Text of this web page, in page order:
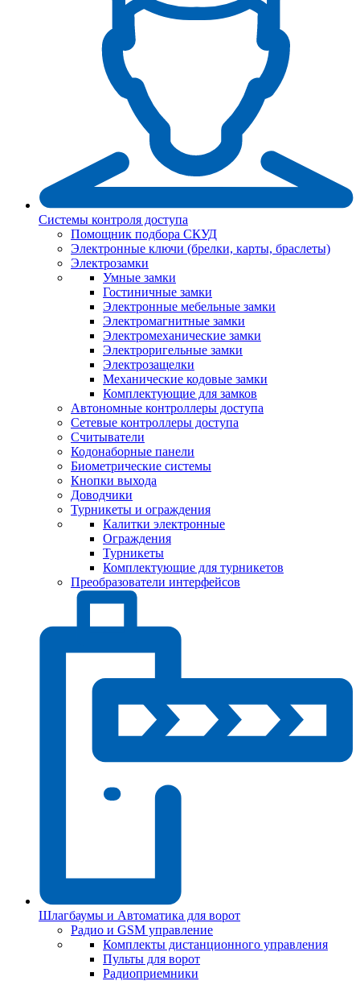
Системы контроля доступа
Помощник подбора СКУД
Электронные ключи (брелки, карты, браслеты)
Электрозамки
Умные замки
Гостиничные замки
Электронные мебельные замки
Электромагнитные замки
Электромеханические замки
Электроригельные замки
Электрозащелки
Механические кодовые замки
Комплектующие для замков
Автономные контроллеры доступа
Сетевые контроллеры доступа
Считыватели
Кодонаборные панели
Биометрические системы
Кнопки выхода
Доводчики
Турникеты и ограждения
Калитки электронные
Ограждения
Турникеты
Комплектующие для турникетов
Преобразователи интерфейсов
Шлагбаумы и Автоматика для ворот
Радио и GSM управление
Комплекты дистанционного управления
Пульты для ворот
Радиоприемники